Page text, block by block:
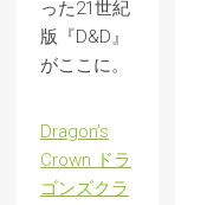
った21世紀
版『D&D』
がここに。
Dragon’s
Crown ドラ
ゴンズクラ